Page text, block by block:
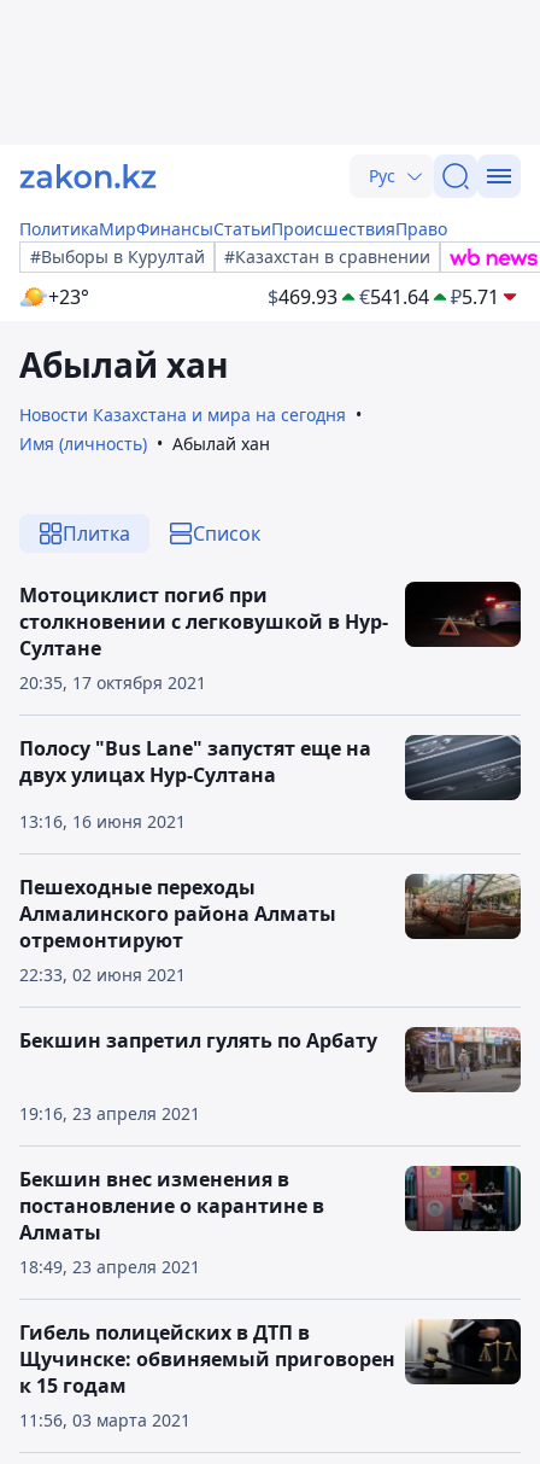
Рус
ПолитикаМирФинансыСтатьиПроисшествияПраво
#Выборы в Курултай
#Казахстан в сравнении
+23° $469.93 €541.64 ₽5.71
Абылай хан
Новости Казахстана и мира на сегодня
Имя (личность)
Абылай хан
Плитка Список
20:35, 17 октября 2021
Мотоциклист погиб при
столкновении с легковушкой в Нур-
Султане
13:16, 16 июня 2021
Полосу "Bus Lane" запустят еще на
двух улицах Нур-Султана
22:33, 02 июня 2021
Пешеходные переходы
Алмалинского района Алматы
отремонтируют
19:16, 23 апреля 2021
Бекшин запретил гулять по Арбату
18:49, 23 апреля 2021
Бекшин внес изменения в
постановление о карантине в
Алматы
11:56, 03 марта 2021
Гибель полицейских в ДТП в
Щучинске: обвиняемый приговорен
к 15 годам